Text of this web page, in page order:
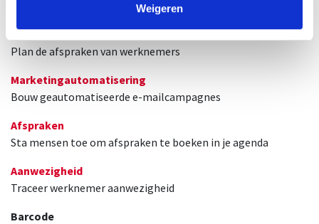
Weigeren
Beheer verhuurcontracten, leveringen en retourneringen
Agenda
Plan de afspraken van werknemers
Marketingautomatisering
Bouw geautomatiseerde e-mailcampagnes
Afspraken
Sta mensen toe om afspraken te boeken in je agenda
Aanwezigheid
Traceer werknemer aanwezigheid
Barcode